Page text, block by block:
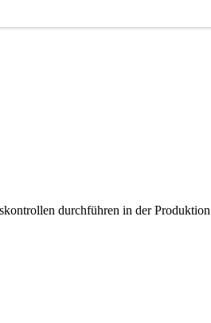
durchführen in der